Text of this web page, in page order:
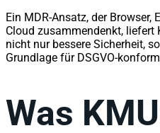
Ein MDR-Ansatz, der Browser,
Cloud zusammendenkt, liefert
nicht nur bessere Sicherheit,
Grundlage für DSGVO-
Was